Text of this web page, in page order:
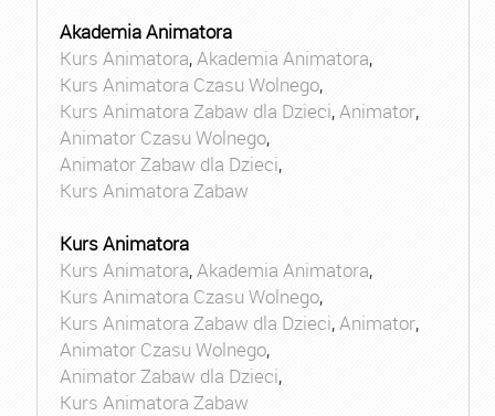
Akademia Animatora
Kurs Animatora,Akademia Animatora,
Kurs Animatora Czasu Wolnego,
Kurs Animatora Zabaw dla Dzieci,Animator,
Animator Czasu Wolnego,
Animator Zabaw dla Dzieci,
Kurs Animatora Zabaw
Kurs Animatora
Kurs Animatora,Akademia Animatora,
Kurs Animatora Czasu Wolnego,
Kurs Animatora Zabaw dla Dzieci,Animator,
Animator Czasu Wolnego,
Animator Zabaw dla Dzieci,
Kurs Animatora Zabaw